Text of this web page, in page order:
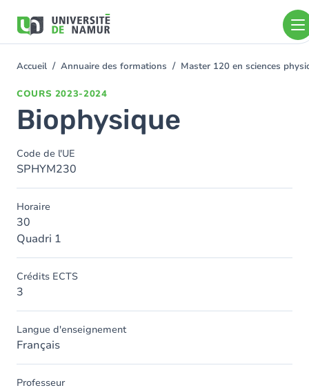
contenu
You
Accueil Annuaire des formations Master 120 en sciences
COURS 2023-2024
Biophysique
Code de l'UE
SPHYM230
Horaire
30
Quadri 1
Crédits ECTS
3
Langue d'enseignement
Français
Professeur